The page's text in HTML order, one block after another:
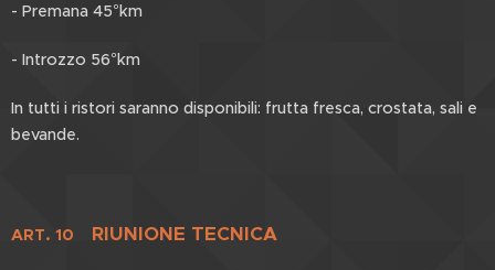
- Premana 45°km
- Introzzo 56°km
In tutti i ristori saranno disponibili: frutta fresca, crostata, sali e
bevande.
ART. 10 RIUNIONE TECNICA